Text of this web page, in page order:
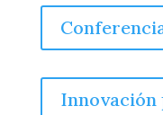
Innovación